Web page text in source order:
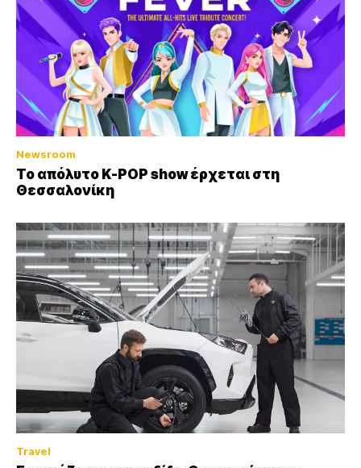
Newsroom
Το απόλυτο K-POP show έρχεται στη
Θεσσαλονίκη
Travel